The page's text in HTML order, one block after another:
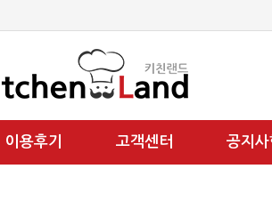
이용후기 고객센터 공지사